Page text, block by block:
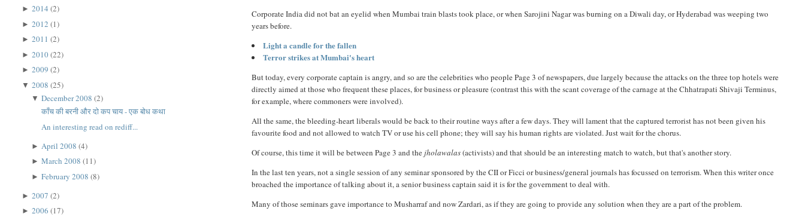
Corporate India did not bat an eyelid when Mumbai train blasts took place, or when Sarojini Nagar was burning on a Diwali day, or Hyderabad was weeping two
years before.
Light a candle for the fallen
Terror strikes at Mumbai's heart
But today, every corporate captain is angry, and so are the celebrities who people Page 3 of newspapers, due largely because the attacks on the three top hotels were
directly aimed at those who frequent these places, for business or pleasure (contrast this with the scant coverage of the carnage at the Chhatrapati Shivaji Terminus,
for example, where commoners were involved).
All the same, the bleeding-heart liberals would be back to their routine ways after a few days. They will lament that the captured terrorist has not been given his
favourite food and not allowed to watch TV or use his cell phone; they will say his human rights are violated. Just wait for the chorus.
Of course, this time it will be between Page 3 and the jholawalas(activists) and that should be an interesting match to watch, but that's another story.
In the last ten years, not a single session of any seminar sponsored by the CII or Ficci or business/general journals has focussed on terrorism. When this writer once
broached the importance of talking about it, a senior business captain said it is for the government to deal with.
Many of those seminars gave importance to Musharraf and now Zardari, as if they are going to provide any solution when they are a part of the problem.
►2014(2)
►2012(1)
►2011(2)
►2010(22)
►2009(2)
▼2008(25)
▼December 2008(2)
काँच की बरनी और दो कप चाय - एक बोध कथा
An interesting read on rediff...
► April 2008(4)
►March 2008(11)
►February 2008(8)
►2007(2)
►2006(17)